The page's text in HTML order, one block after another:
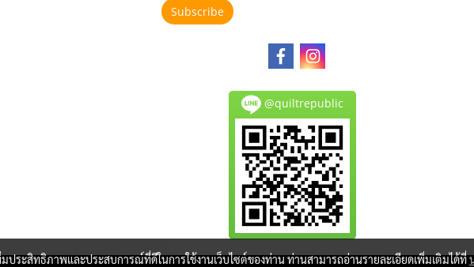
Subscribe
@quiltrepublic
มประสิทธิภาพและประสบการณ์ที่ดีในการใช้งานเว็บไซต์ของท่าน ท่านสามารถอ่านรายละเอียดเพิ่มเติมได้ที่